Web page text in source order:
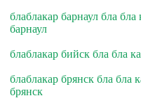
блаблакар барнаул бла
барнаул
блаблакар бийск бла бла
блаблакар брянск бла бла
брянск